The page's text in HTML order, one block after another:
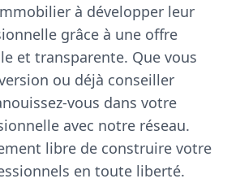
à développer leur
grâce à une offre
et transparente. Que vous
ou déjà conseiller
vous dans votre
avec notre réseau.
libre de construire votre
en toute liberté.